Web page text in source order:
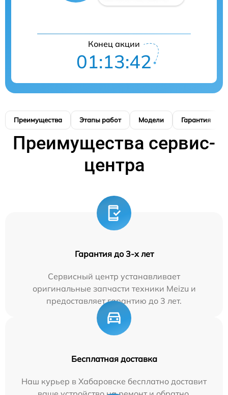
Конец акции
01:13:42
Преимущества Этапы работ Модели Гарантия
Преимущества сервис-
центра
Гарантия до 3-х лет
Сервисный центр устанавливает
оригинальные запчасти техники Meizu и
предоставляет гарантию до 3 лет.
Бесплатная доставка
Наш курьер в Хабаровске бесплатно доставит